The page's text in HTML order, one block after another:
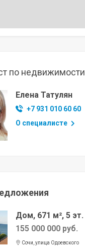
по недвижимости
Елена Татулян
+7 931 010 60 60
О специалисте
Дом, 671 м², 5 эт.
155 000 000 руб.
Сочи, улица Одоевского